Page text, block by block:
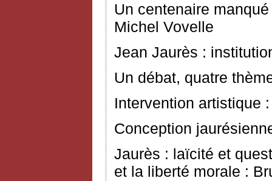
Un centenaire
Michel Vovelle
Jean Jaurès :
Un débat, quatre
Intervention artistique
Conception
Jaurès : laïcité et
et la liberté morale :